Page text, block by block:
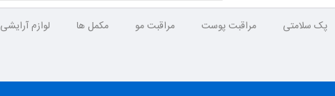
پک سلامتی مراقبت پوست مراقبت مو مکمل ها لوازم آرایشی